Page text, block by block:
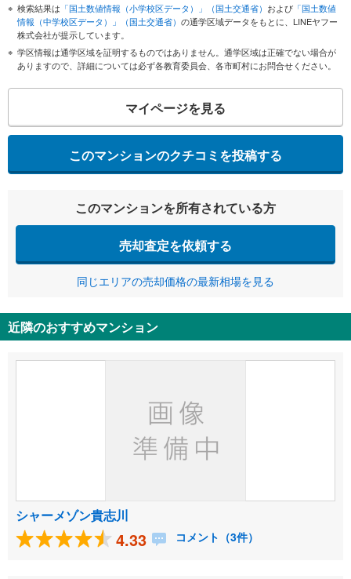
検索結果は 「国土数値情報（小学校区データ）」（国土交通省） および 「国土数値
情報（中学校区データ）」（国土交通省） の通学区域データをもとに、LINEヤフー
株式会社が提示しています。
学区情報は通学区域を証明するものではありません。通学区域は正確でない場合が
ありますので、詳細については必ず各教育委員会、各市町村にお問合せください。
マイページを見る
このマンションのクチコミを投稿する
このマンションを所有されている方
売却査定を依頼する
同じエリアの売却価格の最新相場を見る
近隣のおすすめマンション
シャーメゾン貴志川
4.33 コメント（3件）